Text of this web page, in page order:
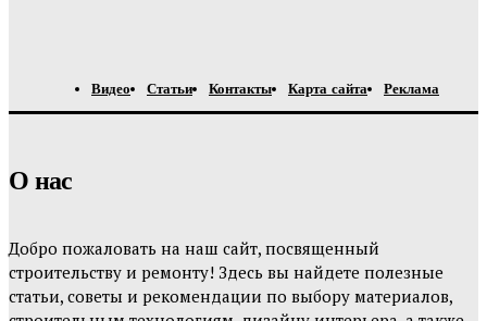
Видео Статьи Контакты Карта сайта Реклама
О нас
Добро пожаловать на наш сайт, посвященный
строительству и ремонту! Здесь вы найдете полезные
статьи, советы и рекомендации по выбору материалов,